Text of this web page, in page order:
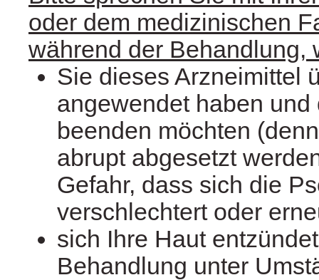
oder dem medizinischen
während der Behandlung,
Sie dieses Arzneimittel
angewendet haben
beenden möchten
abrupt abgesetzt
Gefahr, dass sich die
verschlechtert oder
sich Ihre Haut
Behandlung unter